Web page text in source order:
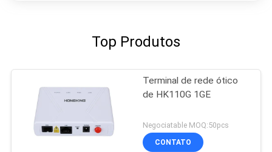
Top Produtos
Terminal de rede ótico
de HK110G 1GE
Negociatable MOQ:50pcs
CONTATO